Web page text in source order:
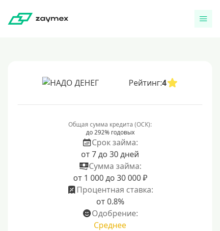
Рейтинг:4
Общая сумма кредита (ОСК):
до 292% годовых
Срок займа:
от 7 до 30 дней
Сумма займа:
от 1 000 до 30 000 ₽
Процентная ставка:
от 0.8%
Одобрение:
Среднее